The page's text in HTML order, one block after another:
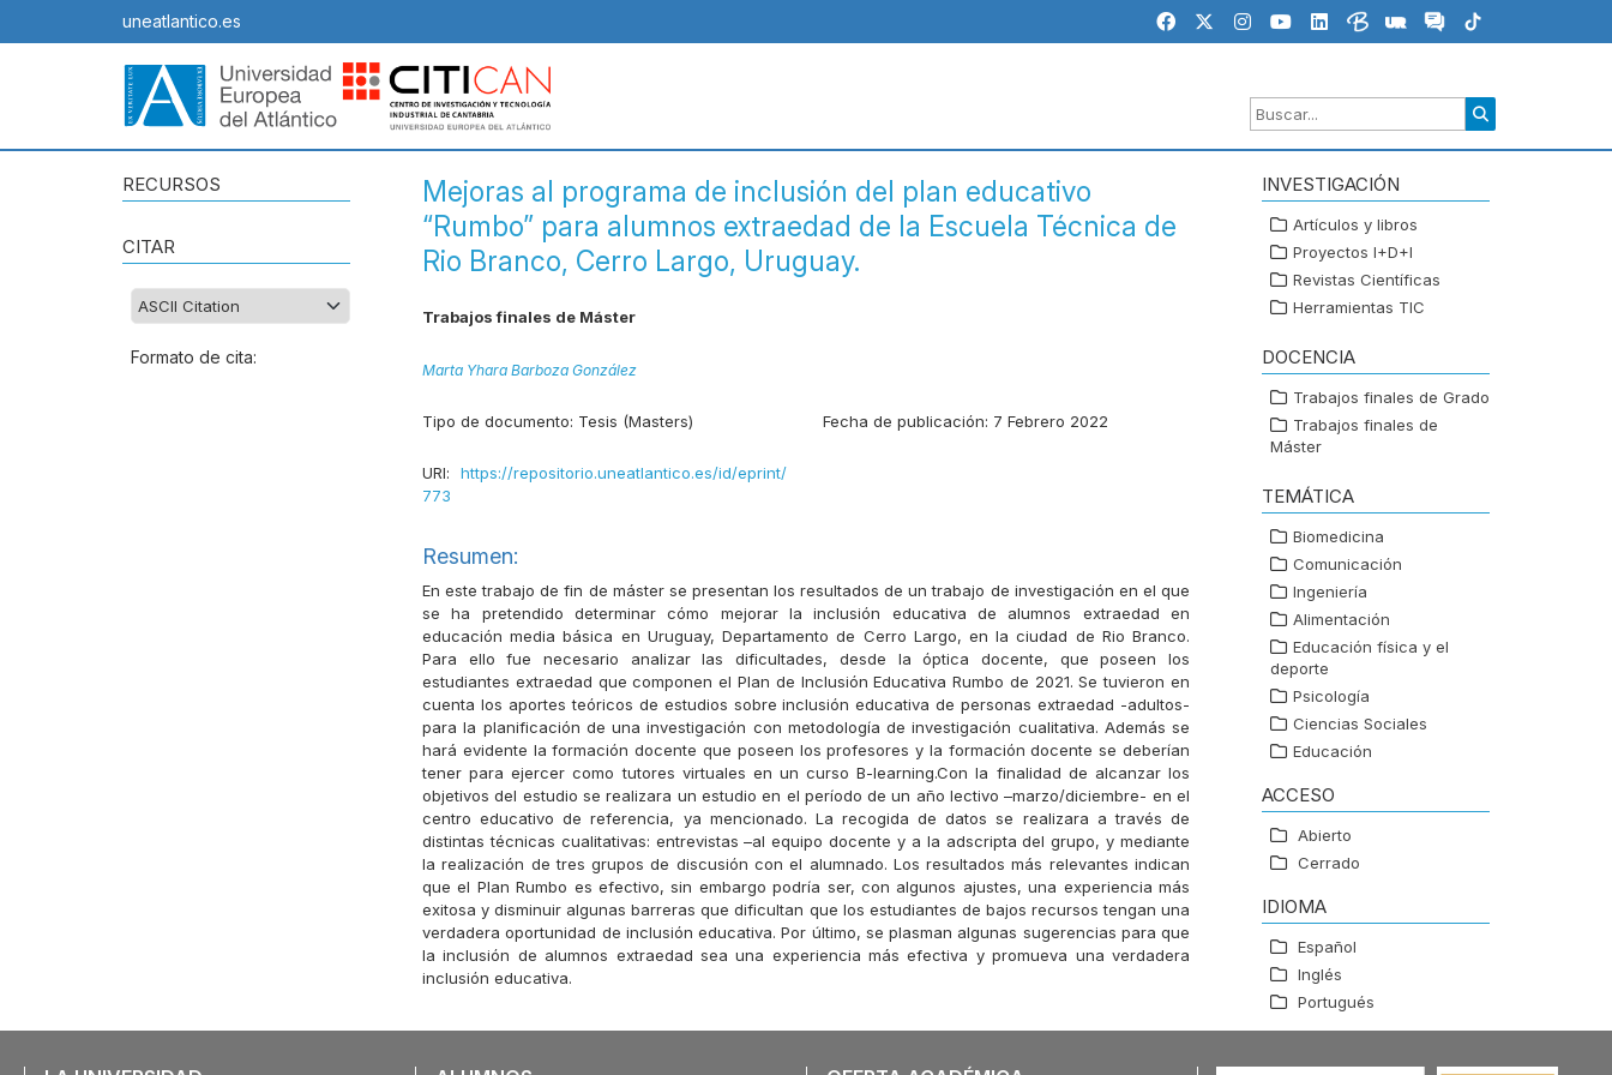
uneatlantico.es
RECURSOS
CITAR
Formato de cita:
Mejoras al programa de inclusión del plan educativo
“Rumbo” para alumnos extraedad de la Escuela Técnica de
Rio Branco, Cerro Largo, Uruguay.
Trabajos finales de Máster
Marta Yhara Barboza González
Tipo de documento: Tesis (Masters) Fecha de publicación: 7 Febrero 2022
URI: https://repositorio.uneatlantico.es/id/eprint/
773
Resumen:
En este trabajo de fin de máster se presentan los resultados de un trabajo de investigación en el que
se ha pretendido determinar cómo mejorar la inclusión educativa de alumnos extraedad en
educación media básica en Uruguay, Departamento de Cerro Largo, en la ciudad de Rio Branco.
Para ello fue necesario analizar las dificultades, desde la óptica docente, que poseen los
estudiantes extraedad que componen el Plan de Inclusión Educativa Rumbo de 2021. Se tuvieron en
cuenta los aportes teóricos de estudios sobre inclusión educativa de personas extraedad -adultos-
para la planificación de una investigación con metodología de investigación cualitativa. Además se
hará evidente la formación docente que poseen los profesores y la formación docente se deberían
tener para ejercer como tutores virtuales en un curso B-learning.Con la finalidad de alcanzar los
objetivos del estudio se realizara un estudio en el período de un año lectivo –marzo/diciembre- en el
centro educativo de referencia, ya mencionado. La recogida de datos se realizara a través de
distintas técnicas cualitativas: entrevistas –al equipo docente y a la adscripta del grupo, y mediante
la realización de tres grupos de discusión con el alumnado. Los resultados más relevantes indican
que el Plan Rumbo es efectivo, sin embargo podría ser, con algunos ajustes, una experiencia más
exitosa y disminuir algunas barreras que dificultan que los estudiantes de bajos recursos tengan una
verdadera oportunidad de inclusión educativa. Por último, se plasman algunas sugerencias para que
la inclusión de alumnos extraedad sea una experiencia más efectiva y promueva una verdadera
inclusión educativa.
INVESTIGACIÓN
Artículos y libros
Proyectos I+D+I
Revistas Científicas
Herramientas TIC
DOCENCIA
Trabajos finales de Grado
Trabajos finales de
Máster
TEMÁTICA
Biomedicina
Comunicación
Ingeniería
Alimentación
Educación física y el
deporte
Psicología
Ciencias Sociales
Educación
ACCESO
Abierto
Cerrado
IDIOMA
Español
Inglés
Portugués